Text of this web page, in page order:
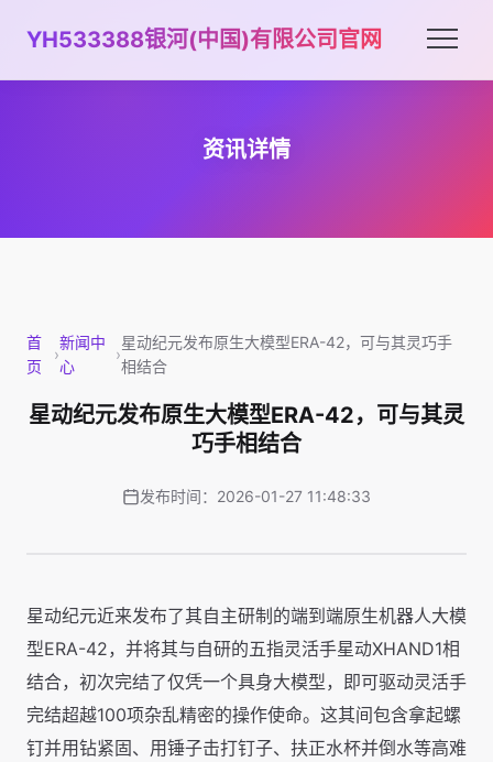
YH533388银河(中国)有限公司官网
资讯详情
首
页
›
新闻中
心
›
星动纪元发布原生大模型ERA-42，可与其灵巧手
相结合
星动纪元发布原生大模型ERA-42，可与其灵
巧手相结合
发布时间：2026-01-27 11:48:33
星动纪元近来发布了其自主研制的端到端原生机器人大模
型ERA-42，并将其与自研的五指灵活手星动XHAND1相
结合， 初次完结了仅凭一个具身大模型，即可驱动灵活手
完结超越100项杂乱精密的操作使命。这其间包含拿起螺
钉并用钻紧固、用锤子击打钉子、扶正水杯并倒水等高难